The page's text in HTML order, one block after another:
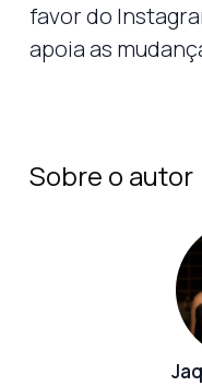
favor do
apoia as
Sobre o autor